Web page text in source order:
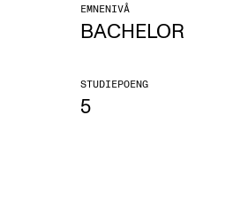
EMNENIVÅ
BACHELOR
STUDIEPOENG
5